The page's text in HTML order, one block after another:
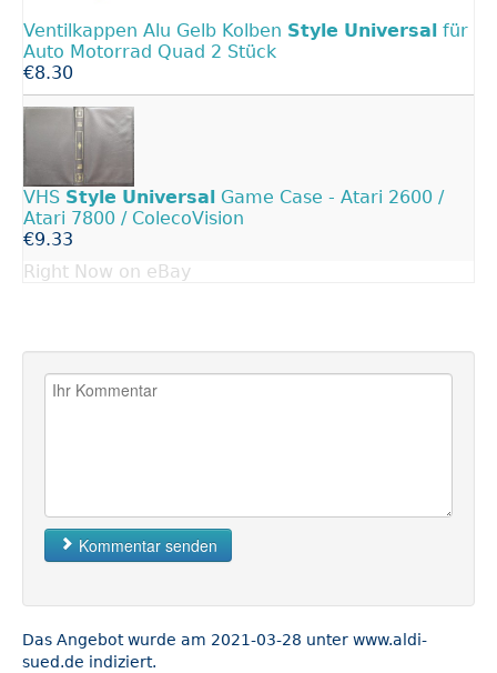
Ventilkappen Alu Gelb Kolben Style Universal für
Auto Motorrad Quad 2 Stück
€8.30
VHS Style Universal Game Case - Atari 2600 /
Atari 7800 / ColecoVision
€9.33
Right Now on eBay
Kommentar senden
Das Angebot wurde am 2021-03-28 unter www.aldi-
sued.de indiziert.